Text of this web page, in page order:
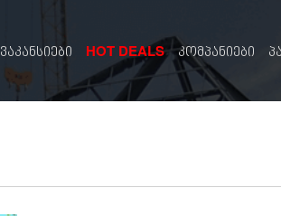
ვაკანსიები HOT DEALS კომპანიები